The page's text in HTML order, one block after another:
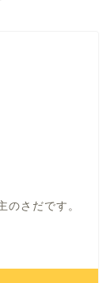
のさだです。